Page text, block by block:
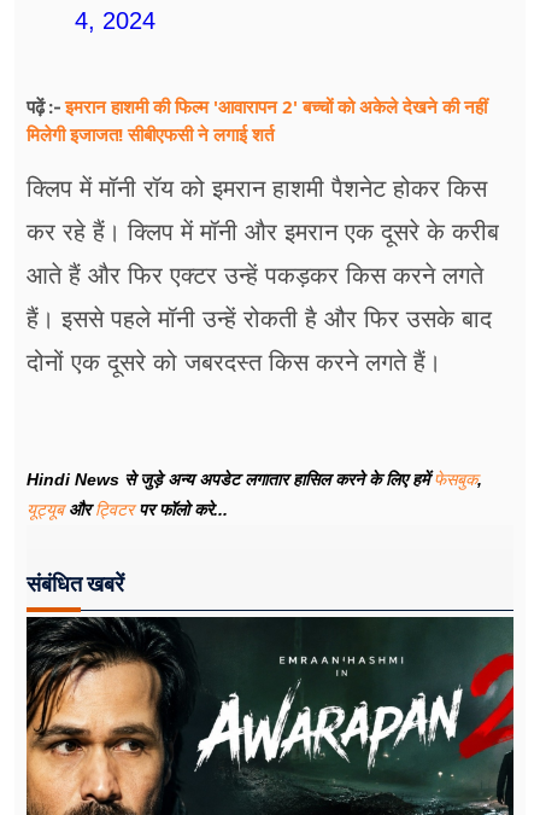
4, 2024
पढ़ें :-इमरान हाशमी की फिल्म 'आवारापन 2' बच्चों को अकेले देखने की नहीं
मिलेगी इजाजत! सीबीएफसी ने लगाई शर्त
क्लिप में मॉनी रॉय को इमरान हाशमी पैशनेट होकर किस
कर रहे हैं। क्लिप में मॉनी और इमरान एक दूसरे के करीब
आते हैं और फिर एक्टर उन्हें पकड़कर किस करने लगते
हैं। इससे पहले मॉनी उन्हें रोकती है और फिर उसके बाद
दोनों एक दूसरे को जबरदस्त किस करने लगते हैं।
Hindi News से जुड़े अन्य अपडेट लगातार हासिल करने के लिए हमेंफेसबुक,
यूट्यूबऔरट्विटरपर फॉलो करे...
संबंधित खबरें